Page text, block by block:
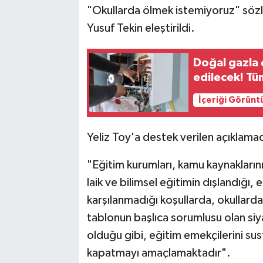
"Okullarda ölmek istemiyoruz"
Yusuf Tekin eleştirildi.
Doğal gazla
edilecek!
İçeriği
Yeliz Toy'a destek verilen
"Eğitim kurumları, kamu
laik ve bilimsel eğitimin
karşılanmadığı koşullarda,
tablonun başlıca sorumlusu olan
olduğu gibi, eğitim emekçilerini
kapatmayı amaçlamaktadır".